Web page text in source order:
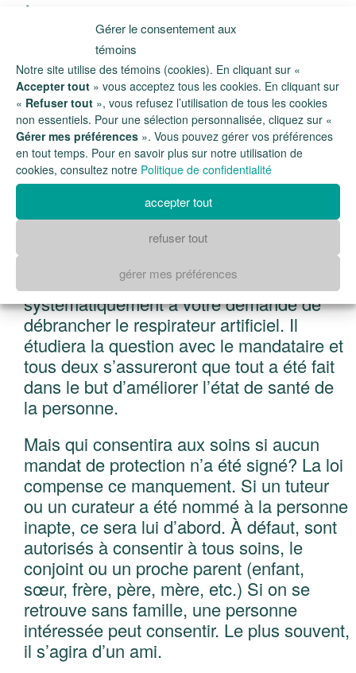
Gérer le consentement aux
témoins
Notre site utilise des témoins (cookies). En cliquant sur «
Accepter tout » vous acceptez tous les cookies. En cliquant sur
« Refuser tout », vous refusez l’utilisation de tous les cookies
non essentiels. Pour une sélection personnalisée, cliquez sur «
Gérer mes préférences ». Vous pouvez gérer vos préférences
en tout temps. Pour en savoir plus sur notre utilisation de
cookies, consultez notre Politique de confidentialité
accepter tout
refuser tout
gérer mes préférences
À cet effet, malgré une telle clause, le
médecin a un rôle primordial dans la prise
de décision. Tout le fardeau de prendre
une décision de cette ampleur ne revient
pas qu’au mandataire. Le testament de vie
est une indication claire de votre volonté et
de votre opinion contre l’acharnement
thérapeutique. Le médecin, plus souvent
qu’autrement, aura à cœur de respecter
de telles volontés, tout comme le
mandataire. Toutefois, il ne faut pas perdre
de vue que le médecin a de son côté un
devoir professionnel d’agir avec diligence
et discernement. Il n’obéira pas
systématiquement à votre demande de
débrancher le respirateur artificiel. Il
étudiera la question avec le mandataire et
tous deux s’assureront que tout a été fait
dans le but d’améliorer l’état de santé de
la personne.
Mais qui consentira aux soins si aucun
mandat de protection n’a été signé? La loi
compense ce manquement. Si un tuteur
ou un curateur a été nommé à la personne
inapte, ce sera lui d’abord. À défaut, sont
autorisés à consentir à tous soins, le
conjoint ou un proche parent (enfant,
sœur, frère, père, mère, etc.) Si on se
retrouve sans famille, une personne
intéressée peut consentir. Le plus souvent,
il s’agira d’un ami.